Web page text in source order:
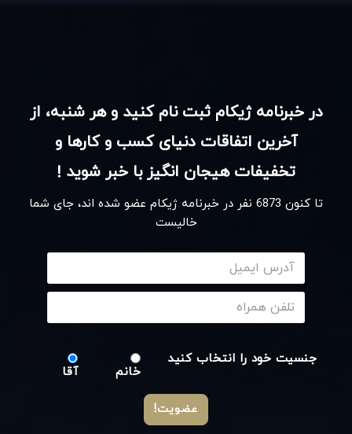
در خبرنامه ژیکام ثبت نام کنید و هر شنبه، از
آخرین اتفاقات دنیای کسب و کارها و
تخفیفات هیجان انگیز با خبر شوید !
تا کنون 6873 نفر در خبرنامه ژیکام عضو شده اند، جای شما
خالیست
جنسیت خود را انتخاب کنید
خانم
آقا
عضویت!